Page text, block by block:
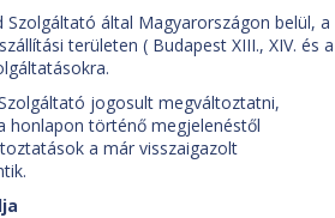
Szolgáltató által Magyarországon belül, a
területen ( Budapest XIII., XIV. és a
jogosult megváltoztatni,
honlapon történő megjelenéstől
a már visszaigazolt